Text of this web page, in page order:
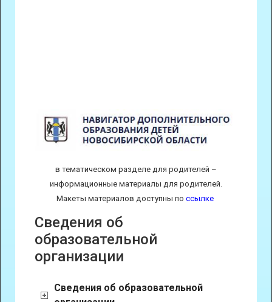
в тематическом разделе для родителей –
информационные материалы для родителей.
Макеты материалов доступны по ссылке
Сведения об
образовательной
организации
Сведения об образовательной